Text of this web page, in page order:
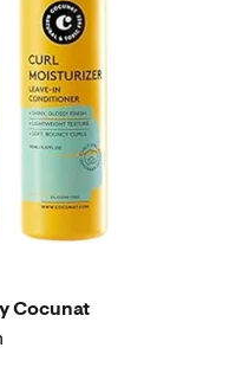
Cocunat